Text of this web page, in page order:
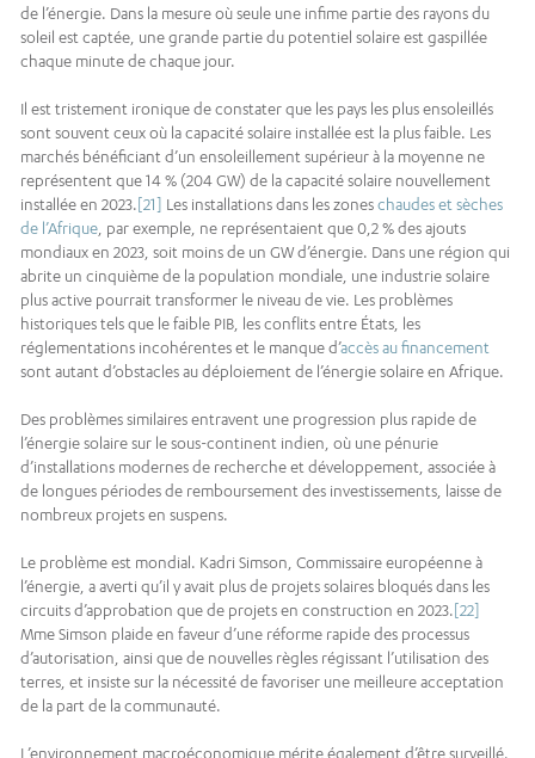
de l’énergie. Dans la mesure où seule une infime partie des rayons du
soleil est captée, une grande partie du potentiel solaire est gaspillée
chaque minute de chaque jour.
Il est tristement ironique de constater que les pays les plus ensoleillés
sont souvent ceux où la capacité solaire installée est la plus faible. Les
marchés bénéficiant d’un ensoleillement supérieur à la moyenne ne
représentent que 14 % (204 GW) de la capacité solaire nouvellement
installée en 2023.[21] Les installations dans les zoneschaudes et sèches
de l’Afrique , par exemple, ne représentaient que 0,2 % des ajouts
mondiaux en 2023, soit moins de un GW d’énergie. Dans une région qui
abrite un cinquième de la population mondiale, une industrie solaire
plus active pourrait transformer le niveau de vie. Les problèmes
historiques tels que le faible PIB, les conflits entre États, les
réglementations incohérentes et le manque d’accès au financement
sont autant d’obstacles au déploiement de l’énergie solaire en Afrique.
Des problèmes similaires entravent une progression plus rapide de
l’énergie solaire sur le sous-continent indien, où une pénurie
d’installations modernes de recherche et développement, associée à
de longues périodes de remboursement des investissements, laisse de
nombreux projets en suspens.
Le problème est mondial. Kadri Simson, Commissaire européenne à
l’énergie, a averti qu’il y avait plus de projets solaires bloqués dans les
circuits d’approbation que de projets en construction en 2023.[22]
Mme Simson plaide en faveur d’une réforme rapide des processus
d’autorisation, ainsi que de nouvelles règles régissant l’utilisation des
terres, et insiste sur la nécessité de favoriser une meilleure acceptation
de la part de la communauté.
L’environnement macroéconomique mérite également d’être surveillé.